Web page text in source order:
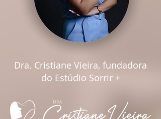
Dra. Cristiane Vieira, fundadora
do Estúdio Sorrir +